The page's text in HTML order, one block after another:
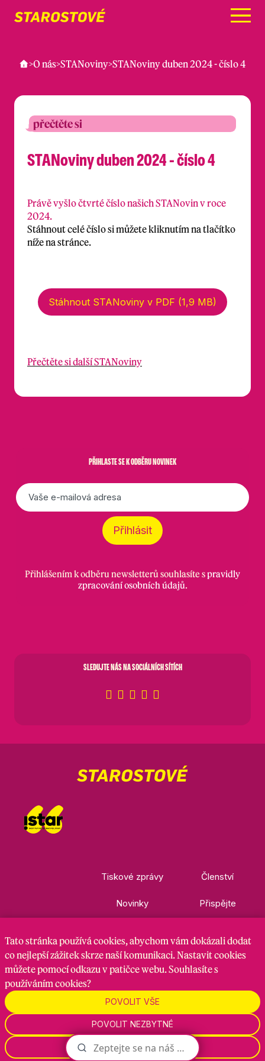
Menu
>O nás>STANoviny>STANoviny duben 2024 - číslo 4
přečtěte si
STANoviny duben 2024 - číslo 4
Právě vyšlo čtvrté číslo našich STANovin v roce
2024.
Stáhnout celé číslo si můžete kliknutím na tlačítko
níže na stránce.
Stáhnout STANoviny v PDF (1,9 MB)
Přečtěte si další STANoviny
PŘIHLASTE SE K ODBĚRU NOVINEK
E-
mail
Přihlásit
Přihlášením k odběru newsletterů souhlasíte spravidly
zpracování osobních údajů.
SLEDUJTE NÁS NA SOCIÁLNÍCH SÍTÍCH
Tiskové zprávy
Novinky
Členství
Přispějte
Nastavení cookies GDPRRSS kanál
Maven Strategy s.r.o., 2026
Tato stránkapoužívá cookies, abychom vám dokázali dodat
co nejlepší zážitek skrze naší komunikaci. Nastavit cookies
můžete pomocí odkazu v patičce webu. Souhlasíte s
používáním cookies?
POVOLIT NEZBYTNÉ
NASTAVENÍ
POVOLIT VŠE